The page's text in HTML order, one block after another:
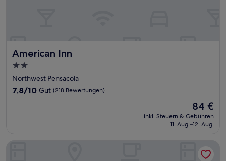
American Inn
American Inn
2.0-
Sterne-
Unterkunft
Northwest Pensacola
7.8
7,8/10 Gut (218 Bewertungen)
Der
Preis
beträgt
84 €
inkl. Steuern & Gebühren
11. Aug.–12. Aug.